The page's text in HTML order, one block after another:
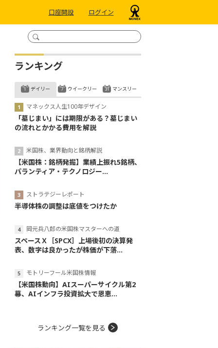
口座開設 ログイン
ランキング
デイリー
マネックス人生100年デザイン
「墓じまい」には期限がある？墓じまい
の流れとかかる費用を解説
米国株、業界動向と銘柄解説
【米国株：銘柄発掘】業績上振れ5銘柄、
パランティア・テクノロジー...
ストラテジーレポート
半導体株の調整は底値をつけたか
岡元兵八郎の米国株マスターへの道
スペースＸ［SPCX］上場後初の決算発
表、数字は良かったが株価が下落...
モトリーフール米国株情報
【米国株動向】AIスーパーサイクル第2
幕、AIインフラ投資拡大で恩恵...
ウイークリー マンスリー
ランキング一覧を見る